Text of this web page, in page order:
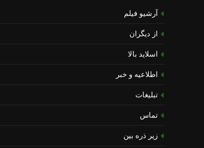
آرشیو فیلم
از دیگران
اسلاید بالا
اطلاعیه و خبر
تبلیغات
تماس
زیر ذره بین